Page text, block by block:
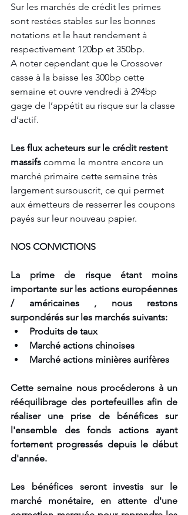
Sur les marchés de crédit les primes
sont restées stables sur les bonnes
notations et le haut rendement à
respectivement 120bp et 350bp.
A noter cependant que le Crossover
casse à la baisse les 300bp cette
semaine et ouvre vendredi à 294bp
gage de l’appétit au risque sur la classe
d’actif.
Les flux acheteurs sur le crédit restent
massifs comme le montre encore un
marché primaire cette semaine très
largement sursouscrit, ce qui permet
aux émetteurs de resserrer les coupons
payés sur leur nouveau papier.
NOS CONVICTIONS
La prime de risque étant moins
importante sur les actions européennes
/ américaines , nous restons
surpondérés sur les marchés suivants:
Produits de taux
Marché actions chinoises
Marché actions minières aurifères
Cette semaine nous procéderons à un
rééquilibrage des portefeuilles afin de
réaliser une prise de bénéfices sur
l'ensemble des fonds actions ayant
fortement progressés depuis le début
d'année.
Les bénéfices seront investis sur le
marché monétaire, en attente d'une